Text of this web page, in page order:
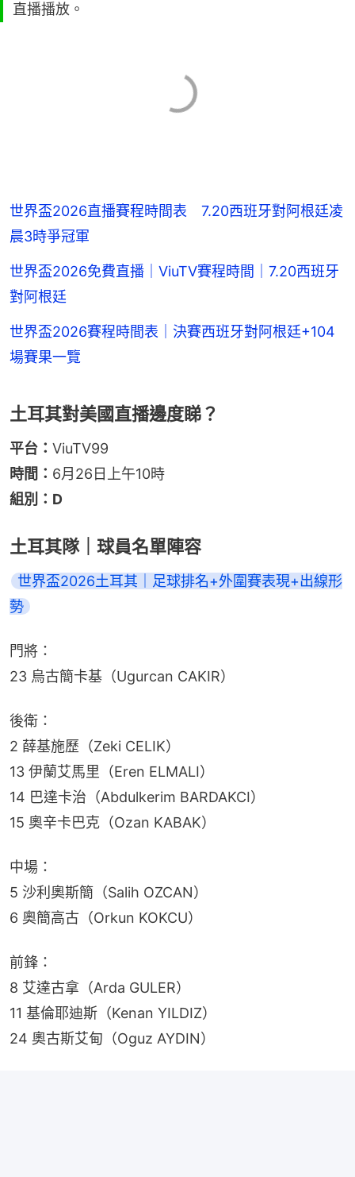
直播播放。
世界盃2026直播賽程時間表 7.20西班牙對阿根廷凌
晨3時爭冠軍
世界盃2026免費直播｜ViuTV賽程時間｜7.20西班牙
對阿根廷
世界盃2026賽程時間表｜決賽西班牙對阿根廷+104
場賽果一覽
土耳其對美國直播邊度睇？
平台： ViuTV99
時間： 6月26日上午10時
組別：D
土耳其隊｜球員名單陣容
世界盃2026土耳其｜足球排名+外圍賽表現+出線形
勢
門將：
23 烏古簡卡基（Ugurcan CAKIR）
後衛：
2 薛基施歷（Zeki CELIK）
13 伊蘭艾馬里（Eren ELMALI）
14 巴達卡治（Abdulkerim BARDAKCI）
15 奧辛卡巴克（Ozan KABAK）
中場：
5 沙利奧斯簡（Salih OZCAN）
6 奧簡高古（Orkun KOKCU）
前鋒：
8 艾達古拿（Arda GULER）
11 基倫耶迪斯（Kenan YILDIZ）
24 奧古斯艾甸（Oguz AYDIN）